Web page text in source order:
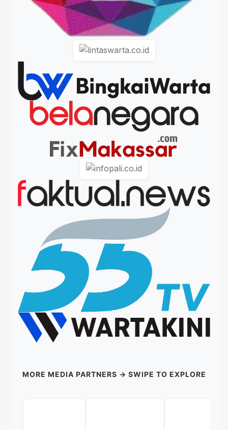
MORE MEDIA PARTNERS → SWIPE TO EXPLORE